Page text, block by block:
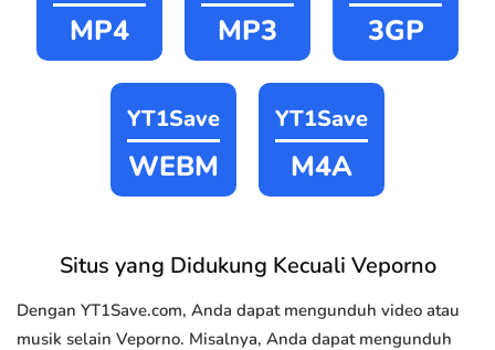
MP4 MP3 3GP
YT1Save
WEBM
YT1Save
M4A
Situs yang Didukung Kecuali Veporno
Dengan YT1Save.com, Anda dapat mengunduh video atau
musik selain Veporno. Misalnya, Anda dapat mengunduh